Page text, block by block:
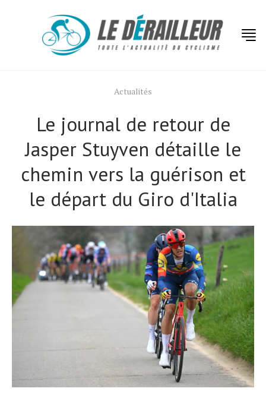
Actualités
Le journal de retour de
Jasper Stuyven détaille le
chemin vers la guérison et
le départ du Giro d'Italia